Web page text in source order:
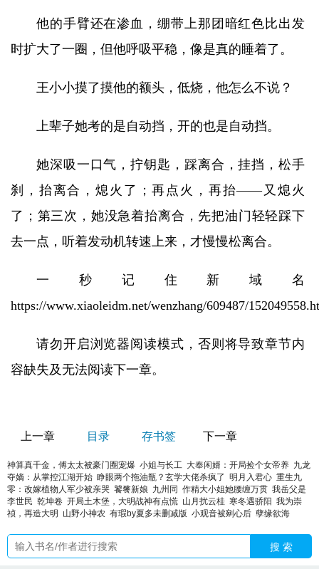
他的手臂还在渗血，绷带上那团暗红色比出发
时扩大了一圈，但他呼吸平稳，像是真的睡着了。
王小小摸了摸他的额头，低烧，他怎么不说？
上辈子她考的是自动挡，开的也是自动挡。
她深吸一口气，拧钥匙，踩离合，挂挡，松手
刹，抬离合，熄火了；再点火，再抬——又熄火
了；第三次，她没急着抬离合，先把油门轻轻踩下
去一点，听着发动机转速上来，才慢慢松离合。
一秒记住新域名
https://www.xiaoleidm.net/wenzhang/609487/
请勿开启浏览器阅读模式，否则将导致章节内
容缺失及无法阅读下一章。
上一章 目录 存书签 下一章
神算真千金，傅太太被豪门圈宠爆 小姐与长工 大奉闲婿：开局捡个女帝养 九龙
夺嫡：从掌控江湖开始 睁眼两个拖油瓶？玄学大佬杀疯了 明月入君心 重生九
零：改嫁植物人军少被亲哭 饕餮新娘 九州同 作精大小姐她腰缠万贯 我岳父是
李世民 乾坤卷 开局土木堡，大明战神有点慌 山月扰云桂 寒冬遇骄阳 我为崇
祯，再造大明
山野小神农 有瑕by夏多未删减版 小观音被剜心后 孽缘欲海
搜 索